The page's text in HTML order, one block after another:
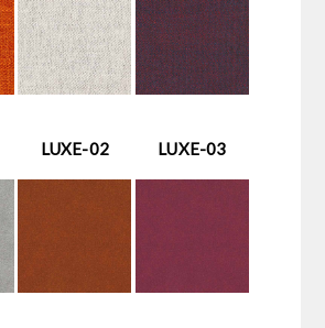
LUXE-02 LUXE-03